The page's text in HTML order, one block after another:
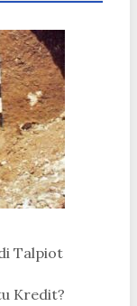
Talpiot
Kredit?